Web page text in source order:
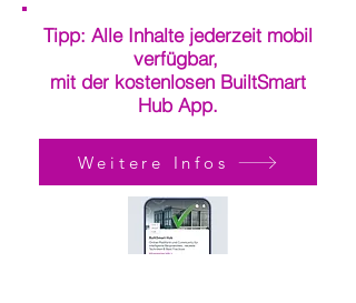
Tipp: Alle Inhalte jederzeit mobil
verfügbar,
mit der kostenlosen BuiltSmart
Hub App.
Weitere Infos